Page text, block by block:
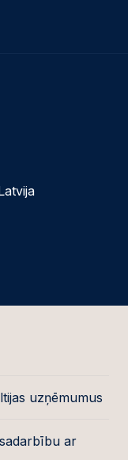
uzņēmumus
ar